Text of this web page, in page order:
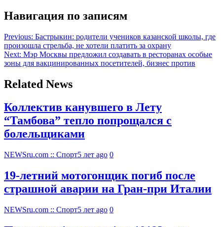
Навигация по записям
Previous: Бастрыкин: родители учеников казанской школы, где
произошла стрельба, не хотели платить за охрану
Next: Мэр Москвы предложил создавать в ресторанах особые
зоны для вакцинированных посетителей, бизнес против
Related News
Коллектив канувшего в Лету
“Тамбова” тепло попрощался с
болельщиками
NEWSru.com :: Спорт5 лет ago 0
19-летний мотогонщик погиб после
страшной аварии на Гран-при Италии
NEWSru.com :: Спорт5 лет ago 0